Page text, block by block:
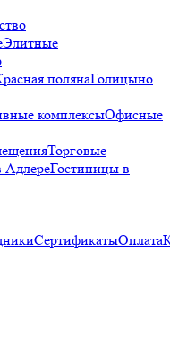
Элитные
полянаГолицыно
комплексыОфисные
Торговые
АдлереГостиницы в
СертификатыОплата